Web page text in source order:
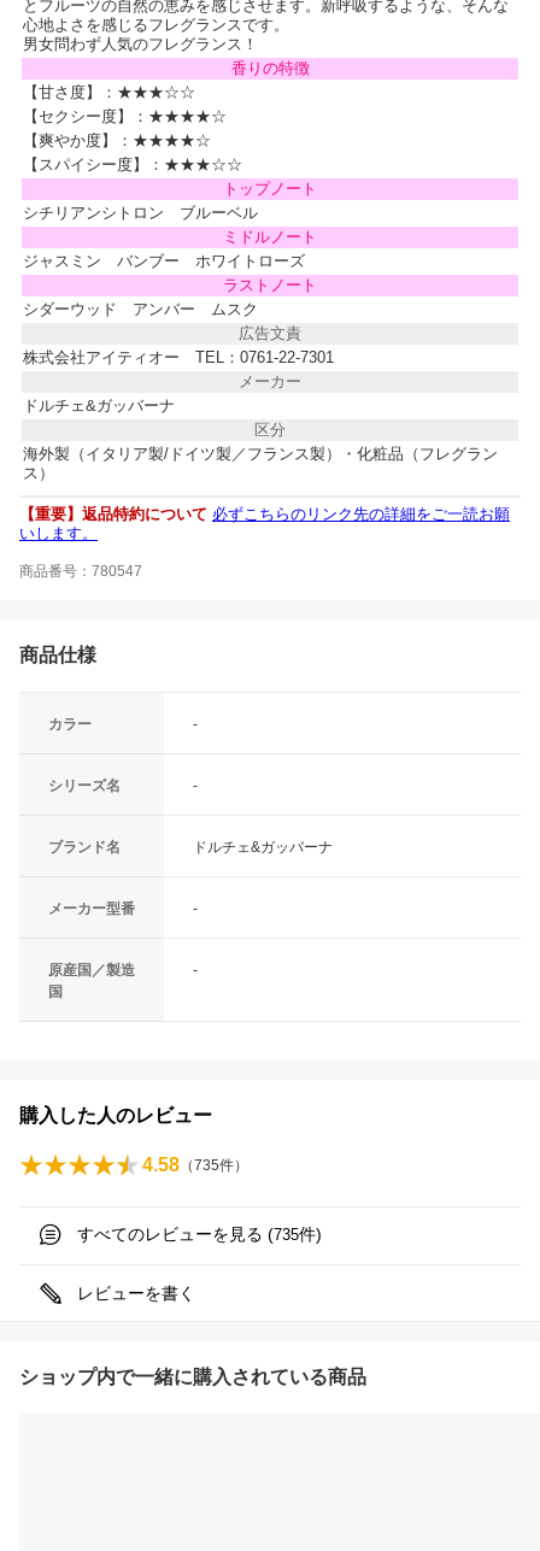
とフルーツの自然の恵みを感じさせます。新呼吸するような、そんな
心地よさを感じるフレグランスです。
男女問わず人気のフレグランス！
香りの特徴
【甘さ度】： ★★★☆☆
【セクシー度】： ★★★★☆
【爽やか度】： ★★★★☆
【スパイシー度】： ★★★☆☆
トップノート
シチリアンシトロン ブルーベル
ミドルノート
ジャスミン バンブー ホワイトローズ
ラストノート
シダーウッド アンバー ムスク
広告文責
株式会社アイティオー TEL：0761-22-7301
メーカー
ドルチェ&ガッバーナ
区分
海外製（イタリア製/ドイツ製／フランス製）・化粧品（フレグラン
ス）
【重要】返品特約について 必ずこちらのリンク先の詳細をご一読お願
いします。
商品番号：780547
商品仕様
カラー -
シリーズ名 -
ブランド名 ドルチェ&ガッバーナ
メーカー型番 -
原産国／製造
国
-
購入した人のレビュー
4.58 （735件）
すべてのレビューを見る (735件)
レビューを書く
ショップ内で一緒に購入されている商品